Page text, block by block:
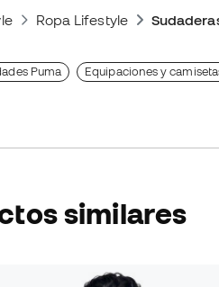
Ropa Lifestyle
Puma Equipaciones y
similares